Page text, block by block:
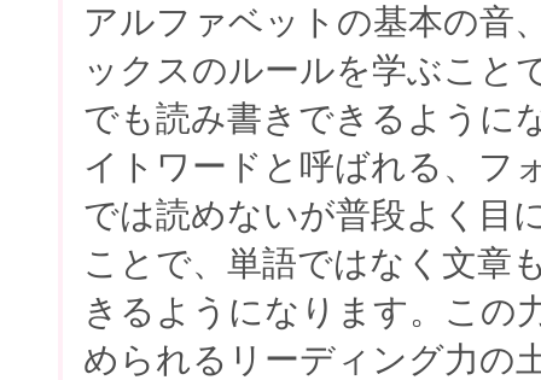
アルファベットの基本の音
ックスのルールを学ぶこと
でも読み書きできるように
イトワードと呼ばれる、フ
では読めないが普段よく目
ことで、単語ではなく文章
きるようになります。この
められるリーディング力の